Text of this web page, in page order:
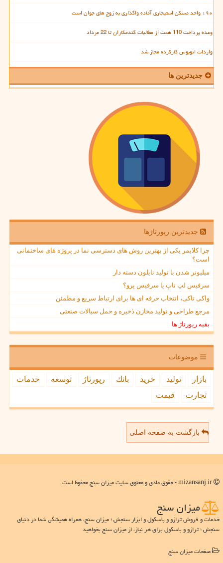
۱۹۰ واحد مسکن استیجاری آماده واگذاری به زوج های جوان است
وعده پرداخت 110 همت از مطالبات گندمکاران تا 22 مرداد
واردات اتوبوس کارکرده مجاز شد
جدیدترین ها
جدیدترین رپورتاژها
چرا کلایمر یکی از بهترین روش های دسترسی نما در پروژه های ساختمانی
است؟
میلیونر شدن با تولید نایلون دسته دار
سرفیس لپ تاپ یا سرفیس پرو؟
واکی تاکی، انتخاب حرفه ای ها برای ارتباط سریع و مطمئن
مرجع طراحی و تولید مخازن ذخیره و حمل سیالات صنعتی
بقیه رپورتاژ ها
موضوعات
بازار تولید خرید بانك رپورتاژ توسعه
خدمات
تجارت
قیمت
بازگشت به صفحه اصلی
میزان سنج
خدمات و فروش ترازو و باسکول و ابزار سنجش ؛ میزان سنج، همراه همیشگی شما در دنیای
سنجش ؛ ترازو و باسکول برای هر نیاز، از میزان سنج بخواهید
صفحات میزان سنج